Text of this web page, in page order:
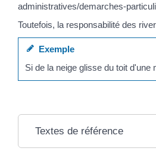
administratives/demarches-
Toutefois, la responsabilité des
Exemple
Si de la neige glisse du toit
Textes de référence